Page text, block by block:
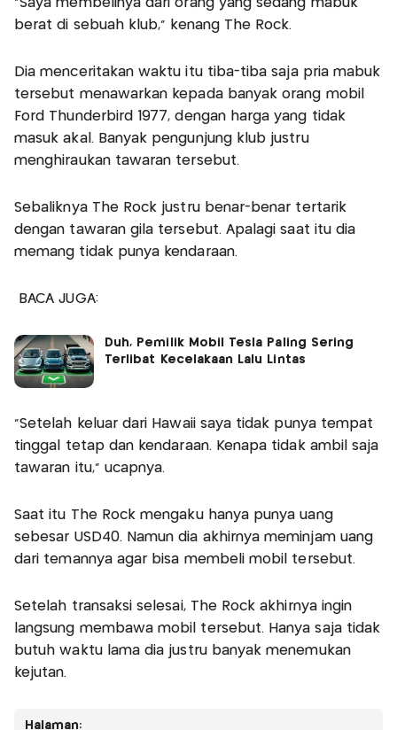
"Saya membelinya dari orang yang sedang mabuk
berat di sebuah klub," kenang The Rock.
Dia menceritakan waktu itu tiba-tiba saja pria mabuk
tersebut menawarkan kepada banyak orang mobil
Ford Thunderbird 1977, dengan harga yang tidak
masuk akal. Banyak pengunjung klub justru
menghiraukan tawaran tersebut.
Sebaliknya The Rock justru benar-benar tertarik
dengan tawaran gila tersebut. Apalagi saat itu dia
memang tidak punya kendaraan.
BACA JUGA:
Duh, Pemilik Mobil Tesla Paling Sering
Terlibat Kecelakaan Lalu Lintas
"Setelah keluar dari Hawaii saya tidak punya tempat
tinggal tetap dan kendaraan. Kenapa tidak ambil saja
tawaran itu," ucapnya.
Saat itu The Rock mengaku hanya punya uang
sebesar USD40. Namun dia akhirnya meminjam uang
dari temannya agar bisa membeli mobil tersebut.
Setelah transaksi selesai, The Rock akhirnya ingin
langsung membawa mobil tersebut. Hanya saja tidak
butuh waktu lama dia justru banyak menemukan
kejutan.
Halaman: